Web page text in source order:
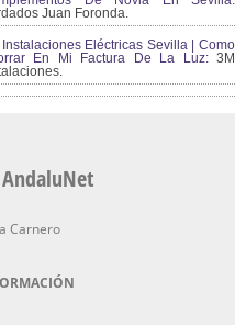
Juan Foronda.
Instalaciones Eléctricas Sevilla | Como
En Mi Factura De La Luz:3M
Carnero